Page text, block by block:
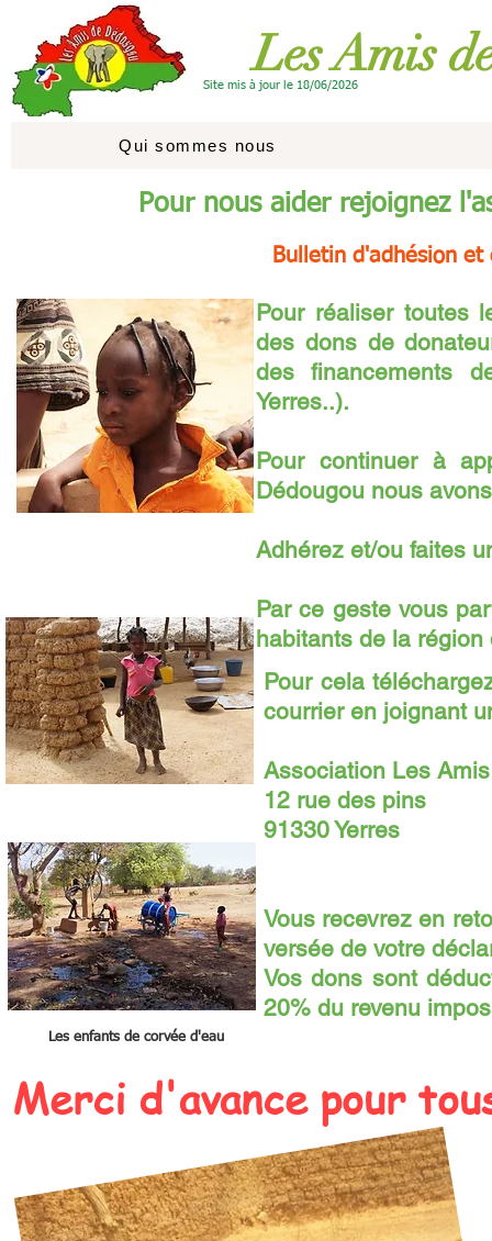
Les Amis
Site mis à jour le 18/06/2026
Qui sommes nous
Pour nous aider rejoignez
Bulletin d'adhésion et
Pour réaliser toutes
des dons de
des financements
Yerres..).
Pour continuer à
Dédougou nous
Adhérez et/ou faites
Par ce geste vous
habitants de la
Pour cela
courrier en joignant
Association Les
12 rue des pins
91330 Yerres
Vous recevrez en
versée de votre
​Vos dons sont
20% du revenu
Les enfants de corvée d'eau
Merci d'avance pour